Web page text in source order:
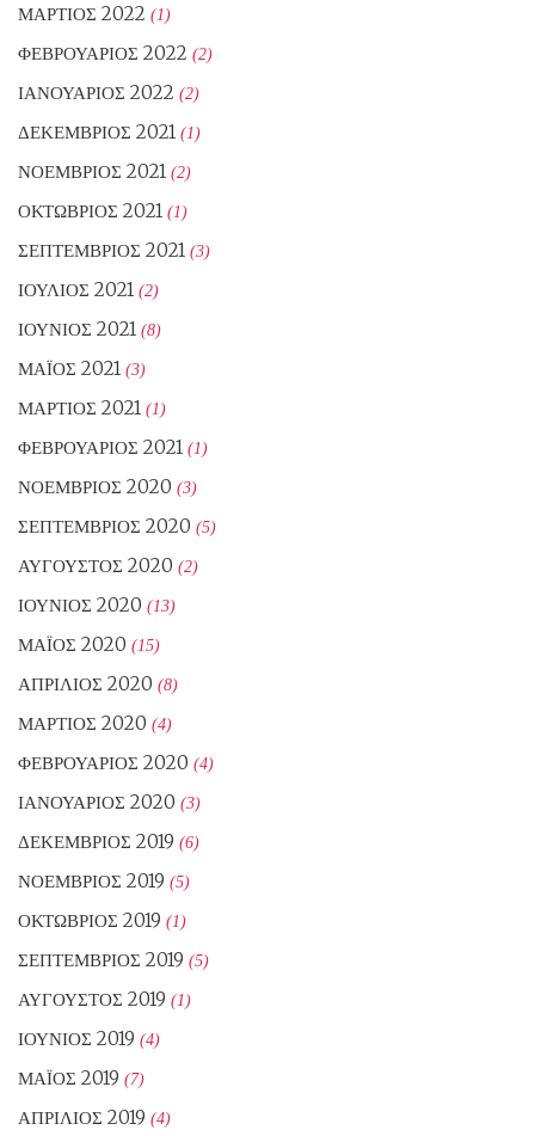
ΜΆΡΤΙΟΣ 2022 (1)
ΦΕΒΡΟΥΆΡΙΟΣ 2022 (2)
ΙΑΝΟΥΆΡΙΟΣ 2022 (2)
ΔΕΚΈΜΒΡΙΟΣ 2021 (1)
ΝΟΈΜΒΡΙΟΣ 2021 (2)
ΟΚΤΏΒΡΙΟΣ 2021 (1)
ΣΕΠΤΈΜΒΡΙΟΣ 2021 (3)
ΙΟΎΛΙΟΣ 2021 (2)
ΙΟΎΝΙΟΣ 2021 (8)
ΜΆΙΟΣ 2021 (3)
ΜΆΡΤΙΟΣ 2021 (1)
ΦΕΒΡΟΥΆΡΙΟΣ 2021 (1)
ΝΟΈΜΒΡΙΟΣ 2020 (3)
ΣΕΠΤΈΜΒΡΙΟΣ 2020 (5)
ΑΎΓΟΥΣΤΟΣ 2020 (2)
ΙΟΎΝΙΟΣ 2020 (13)
ΜΆΙΟΣ 2020 (15)
ΑΠΡΊΛΙΟΣ 2020 (8)
ΜΆΡΤΙΟΣ 2020 (4)
ΦΕΒΡΟΥΆΡΙΟΣ 2020 (4)
ΙΑΝΟΥΆΡΙΟΣ 2020 (3)
ΔΕΚΈΜΒΡΙΟΣ 2019 (6)
ΝΟΈΜΒΡΙΟΣ 2019 (5)
ΟΚΤΏΒΡΙΟΣ 2019 (1)
ΣΕΠΤΈΜΒΡΙΟΣ 2019 (5)
ΑΎΓΟΥΣΤΟΣ 2019 (1)
ΙΟΎΝΙΟΣ 2019 (4)
ΜΆΙΟΣ 2019 (7)
ΑΠΡΊΛΙΟΣ 2019 (4)